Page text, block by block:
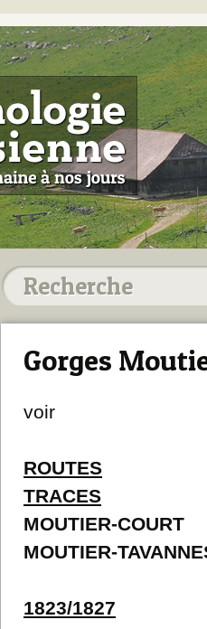
Gorges
voir
ROUTES
TRACES
MOUTIER-COURT
MOUTIER-
1823/1827